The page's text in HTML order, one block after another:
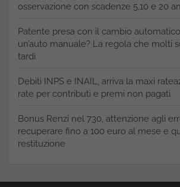
osservazione con scadenze 5,10 e 20
Patente presa con il cambio
un’auto manuale? La regola che molti
tardi
Debiti INPS e INAIL, arriva la maxi
rate per contributi e premi non pagati
Bonus Renzi nel 730, attenzione agli
recuperare fino a 100 euro al mese e
restituzione